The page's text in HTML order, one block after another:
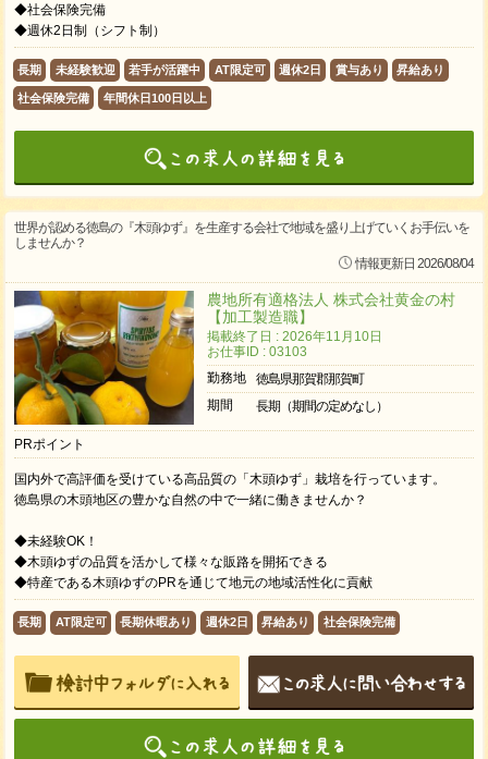
◆社会保険完備
◆週休2日制（シフト制）
長期 未経験歓迎 若手が活躍中 AT限定可 週休2日 賞与あり 昇給あり
社会保険完備 年間休日100日以上
世界が認める徳島の『木頭ゆず』を生産する会社で地域を盛り上げていくお手伝いを
しませんか？
情報更新日 2026/08/04
農地所有適格法人 株式会社黄金の村
【加工製造職】
掲載終了日 : 2026年11月10日
お仕事ID : 03103
勤務地
徳島県那賀郡那賀町
期間
長期（期間の定めなし）
PRポイント
国内外で高評価を受けている高品質の「木頭ゆず」栽培を行っています。
徳島県の木頭地区の豊かな自然の中で一緒に働きませんか？
◆未経験OK！
◆木頭ゆずの品質を活かして様々な販路を開拓できる
◆特産である木頭ゆずのPRを通じて地元の地域活性化に貢献
長期 AT限定可 長期休暇あり 週休2日 昇給あり 社会保険完備